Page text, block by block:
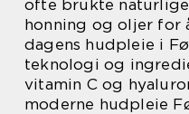
ofte brukte
honning og oljer for
dagens hudpleie i
teknologi og
vitamin C og
moderne hudpleie